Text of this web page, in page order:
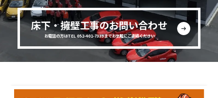
床下・擁壁工事のお問い合わせ
お電話の方はTEL 052-401-7333までお気軽にご連絡ください